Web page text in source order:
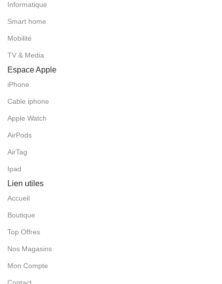
Informatique
Smart home
Mobilité
TV & Media
Espace Apple
iPhone
Cable iphone
Apple Watch
AirPods
AirTag
Ipad
Lien utiles
Accueil
Boutique
Top Offres
Nos Magasins
Mon Compte